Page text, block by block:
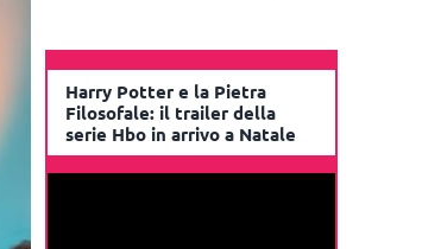
Harry Potter e la Pietra
Filosofale: il trailer della
serie Hbo in arrivo a Natale